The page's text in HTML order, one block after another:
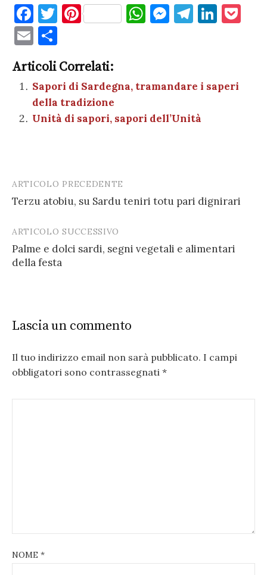
F
a
c
e
b
o
o
T
te
r
Pi
es
t
W
A
p
p
M
g
er
T
a
m
Li
dI
E
m
ai
l
n
di
vi
di
Articoli Correlati:
Sapori di Sardegna, tramandare i saperi
della tradizione
Unità di sapori, sapori dell’Unità
Post
navigation
ARTICOLO PRECEDENTE
Terzu atobiu, su Sardu teniri totu pari dignirari
ARTICOLO SUCCESSIVO
Palme e dolci sardi, segni vegetali e alimentari
della festa
Lascia un commento
Il tuo indirizzo email non sarà pubblicato. I campi
obbligatori sono contrassegnati *
NOME *